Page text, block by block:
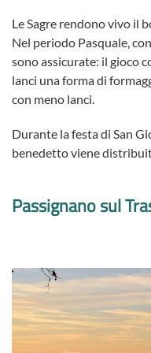
Le Sagre rendono vivo il
Nel periodo Pasquale,
sono assicurate: il gioco
lanci una forma di
con meno lanci.
Durante la festa di San
benedetto viene
Passignano sul